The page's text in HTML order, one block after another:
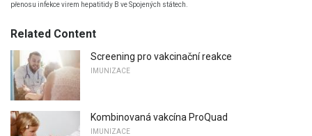
přenosu infekce virem hepatitidy B ve Spojených státech.
Related Content
Screening pro vakcinační reakce
IMUNIZACE
Kombinovaná vakcína ProQuad
IMUNIZACE